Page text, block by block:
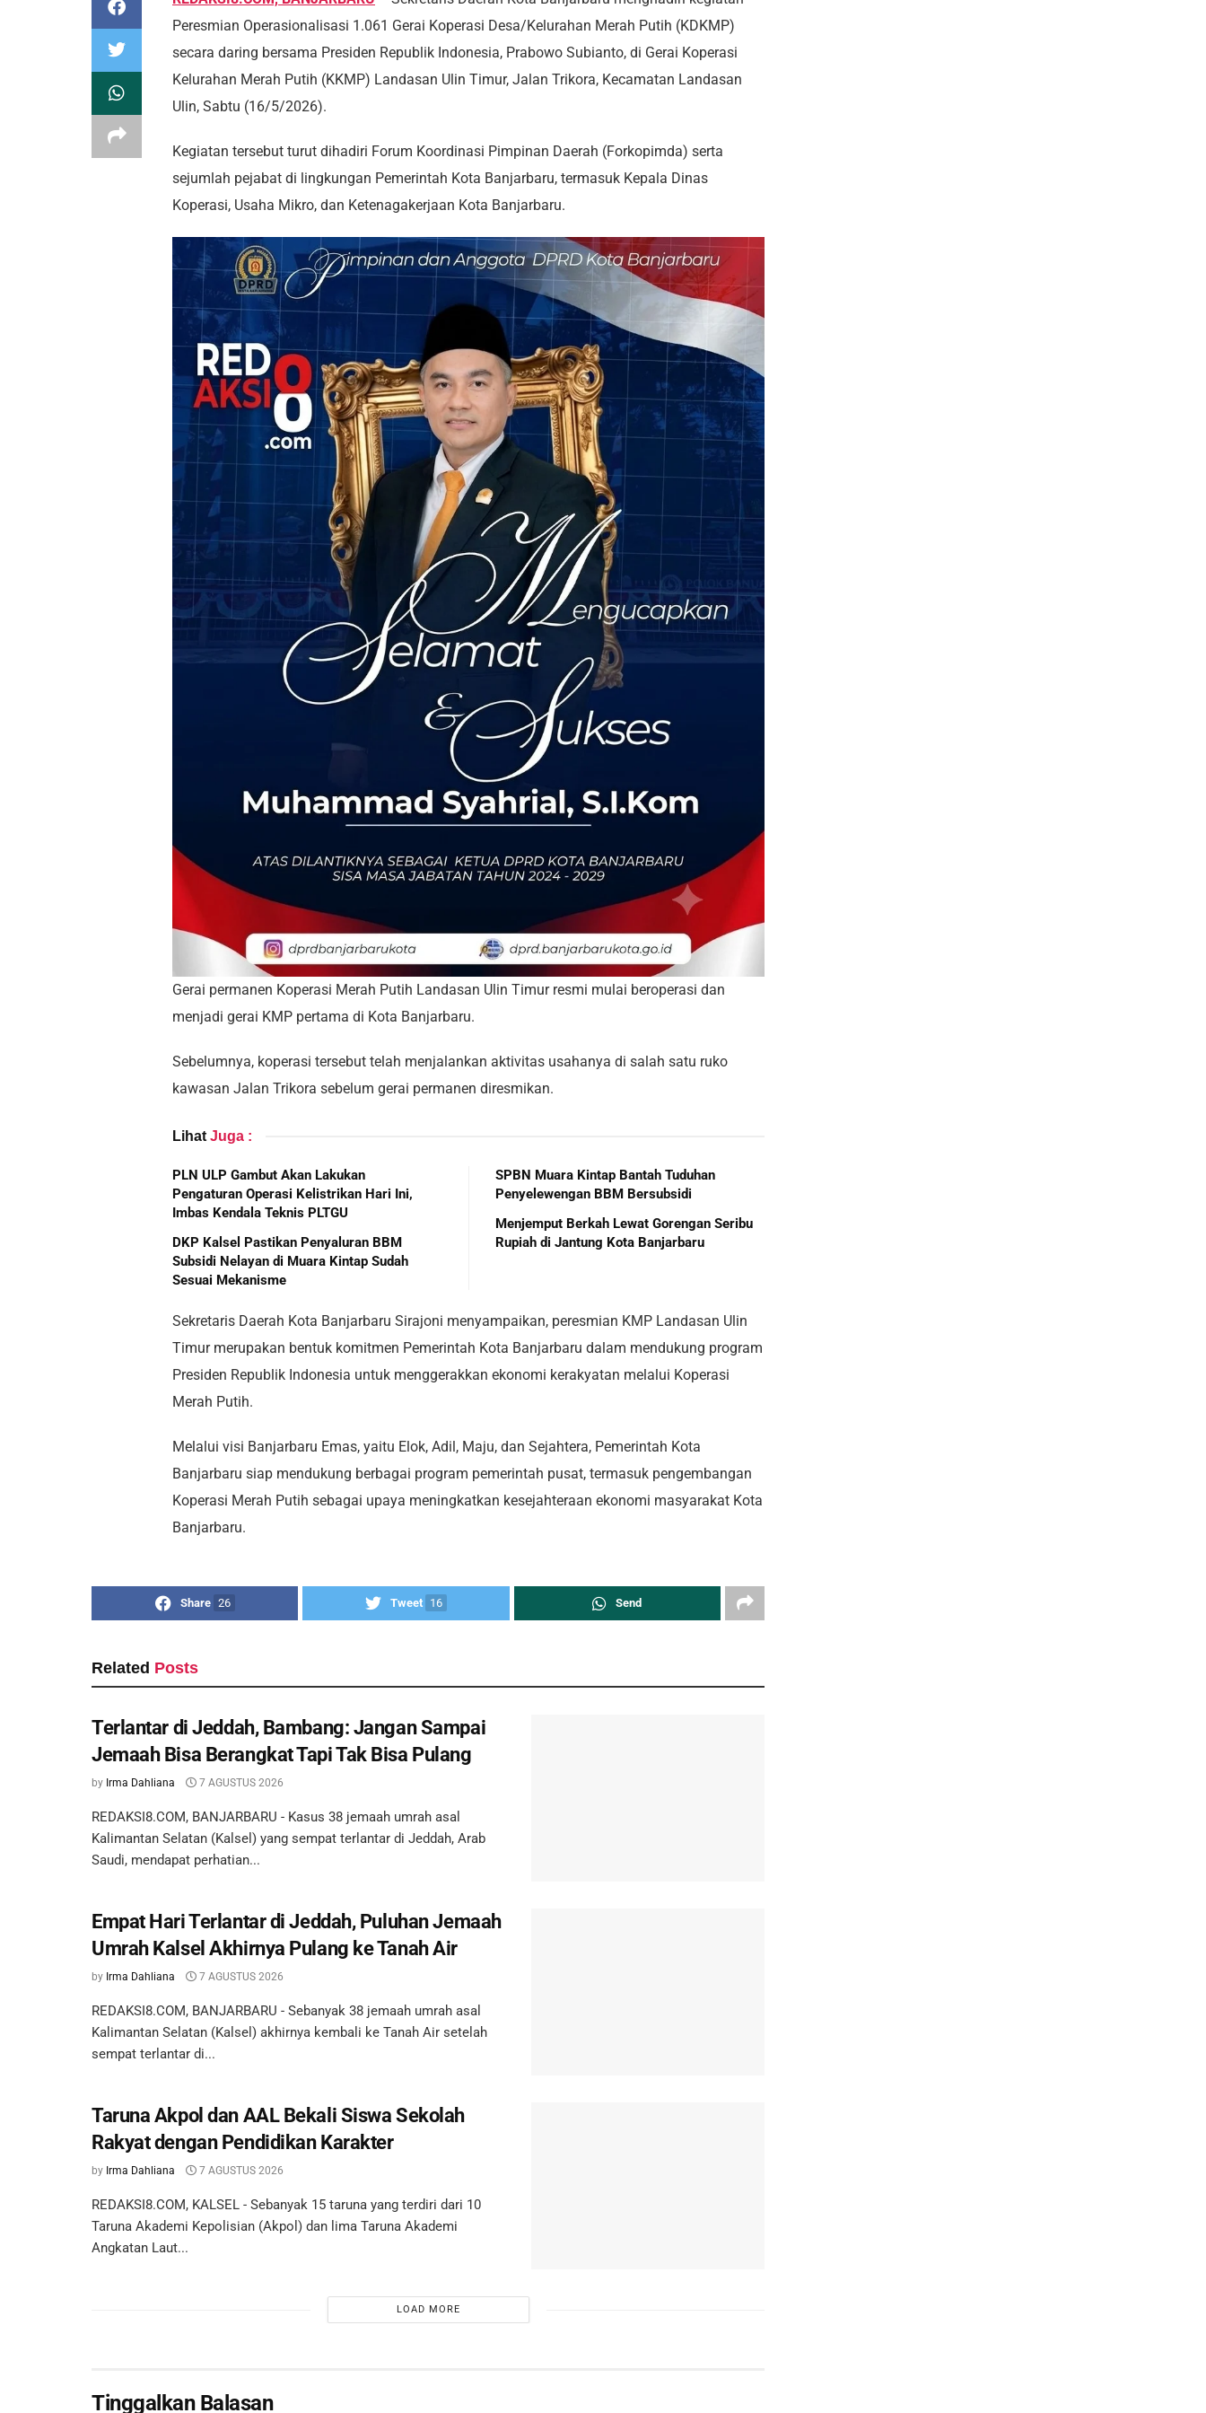
Peresmian Operasionalisasi 1.061 Gerai Koperasi Desa/Kelurahan Merah Putih (KDKMP)
secara daring bersama Presiden Republik Indonesia, Prabowo Subianto, di Gerai Koperasi
Kelurahan Merah Putih (KKMP) Landasan Ulin Timur, Jalan Trikora, Kecamatan Landasan
Ulin, Sabtu (16/5/2026).
Kegiatan tersebut turut dihadiri Forum Koordinasi Pimpinan Daerah (Forkopimda) serta
sejumlah pejabat di lingkungan Pemerintah Kota Banjarbaru, termasuk Kepala Dinas
Koperasi, Usaha Mikro, dan Ketenagakerjaan Kota Banjarbaru.
Gerai permanen Koperasi Merah Putih Landasan Ulin Timur resmi mulai beroperasi dan
menjadi gerai KMP pertama di Kota Banjarbaru.
Sebelumnya, koperasi tersebut telah menjalankan aktivitas usahanya di salah satu ruko
kawasan Jalan Trikora sebelum gerai permanen diresmikan.
Lihat Juga :
PLN ULP Gambut Akan Lakukan
Pengaturan Operasi Kelistrikan Hari Ini,
Imbas Kendala Teknis PLTGU
DKP Kalsel Pastikan Penyaluran BBM
Subsidi Nelayan di Muara Kintap Sudah
Sesuai Mekanisme
SPBN Muara Kintap Bantah Tuduhan
Penyelewengan BBM Bersubsidi
Menjemput Berkah Lewat Gorengan Seribu
Rupiah di Jantung Kota Banjarbaru
Sekretaris Daerah Kota Banjarbaru Sirajoni menyampaikan, peresmian KMP Landasan Ulin
Timur merupakan bentuk komitmen Pemerintah Kota Banjarbaru dalam mendukung program
Presiden Republik Indonesia untuk menggerakkan ekonomi kerakyatan melalui Koperasi
Merah Putih.
Melalui visi Banjarbaru Emas, yaitu Elok, Adil, Maju, dan Sejahtera, Pemerintah Kota
Banjarbaru siap mendukung berbagai program pemerintah pusat, termasuk pengembangan
Koperasi Merah Putih sebagai upaya meningkatkan kesejahteraan ekonomi masyarakat Kota
Banjarbaru.
Share 26 Tweet 16 Send
Related Posts
Terlantar di Jeddah, Bambang: Jangan Sampai
Jemaah Bisa Berangkat Tapi Tak Bisa Pulang
by Irma Dahliana 7 AGUSTUS 2026
REDAKSI8.COM, BANJARBARU - Kasus 38 jemaah umrah asal
Kalimantan Selatan (Kalsel) yang sempat terlantar di Jeddah, Arab
Saudi, mendapat perhatian...
Empat Hari Terlantar di Jeddah, Puluhan Jemaah
Umrah Kalsel Akhirnya Pulang ke Tanah Air
by Irma Dahliana 7 AGUSTUS 2026
REDAKSI8.COM, BANJARBARU - Sebanyak 38 jemaah umrah asal
Kalimantan Selatan (Kalsel) akhirnya kembali ke Tanah Air setelah
sempat terlantar di...
Taruna Akpol dan AAL Bekali Siswa Sekolah
Rakyat dengan Pendidikan Karakter
by Irma Dahliana 7 AGUSTUS 2026
REDAKSI8.COM, KALSEL - Sebanyak 15 taruna yang terdiri dari 10
Taruna Akademi Kepolisian (Akpol) dan lima Taruna Akademi
Angkatan Laut...
LOAD MORE
Tinggalkan Balasan